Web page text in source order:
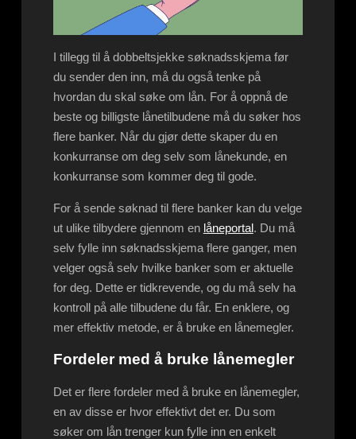
I tillegg til å dobbeltsjekke søknadsskjema før
du sender den inn, må du også tenke på
hvordan du skal søke om lån. For å oppnå de
beste og billigste lånetilbudene må du søker hos
flere banker. Når du gjør dette skaper du en
konkurranse om deg selv som lånekunde, en
konkurranse som kommer deg til gode.
For å sende søknad til flere banker kan du velge
ut ulike tilbydere gjennom en låneportal. Du må
selv fylle inn søknadsskjema flere ganger, men
velger også selv hvilke banker som er aktuelle
for deg. Dette er tidkrevende, og du må selv ha
kontroll på alle tilbudene du får. En enklere, og
mer effektiv metode, er å bruke en lånemegler.
Fordeler med å bruke lånemegler
Det er flere fordeler med å bruke en lånemegler,
en av disse er hvor effektivt det er. Du som
søker om lån trenger kun fylle inn en enkelt